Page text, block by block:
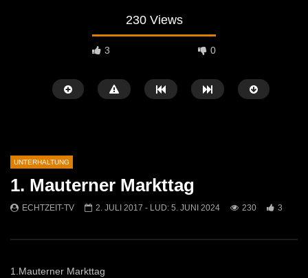
230 Views
3 0
Später Ansehen
Kammern
497
Wald am Schoberpaß
UNTERHALTUNG
1. Mauterner Markttag
ECHTZEIT-TV 2. JULI 2017 - LUD: 5. JUNI 2024 230 3
1.Mauterner Markttag